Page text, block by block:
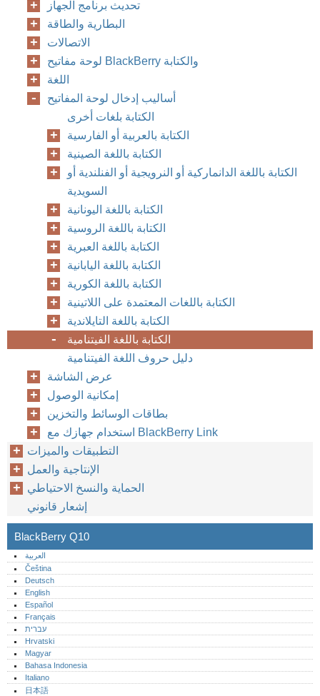
تحديث برنامج الجهاز
البطارية والطاقة
الاتصالات
لوحة مفاتيح BlackBerry والكتابة
اللغة
أساليب إدخال لوحة المفاتيح
الكتابة بلغات أخرى
الكتابة بالعربية أو الفارسية
الكتابة باللغة الصينية
الكتابة باللغة الدانماركية أو النرويجية أو الفنلندية أو
السويدية
الكتابة باللغة اليونانية
الكتابة باللغة الروسية
الكتابة باللغة العبرية
الكتابة باللغة اليابانية
الكتابة باللغة الكورية
الكتابة باللغات المعتمدة على اللاتينية
الكتابة باللغة التايلاندية
الكتابة باللغة الفيتنامية
دليل حروف اللغة الفيتنامية
عرض الشاشة
إمكانية الوصول
بطاقات الوسائط والتخزين
استخدام جهازك مع BlackBerry Link
التطبيقات والميزات
الإنتاجية والعمل
الحماية والنسخ الاحتياطي
إشعار قانوني
BlackBerry Q10
العربية
Čeština
Deutsch
English
Español
Français
עברית
Hrvatski
Magyar
Bahasa Indonesia
Italiano
日本語